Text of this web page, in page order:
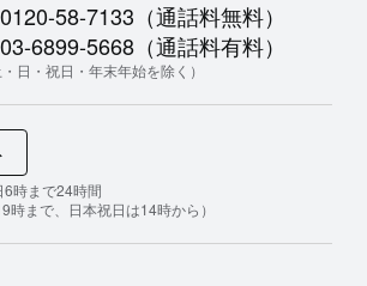
58-7133（通話料無料）
6899-5668（通話料有料）
日・祝日・年末年始を除く）
6時まで24時間
時まで、日本祝日は14時から）